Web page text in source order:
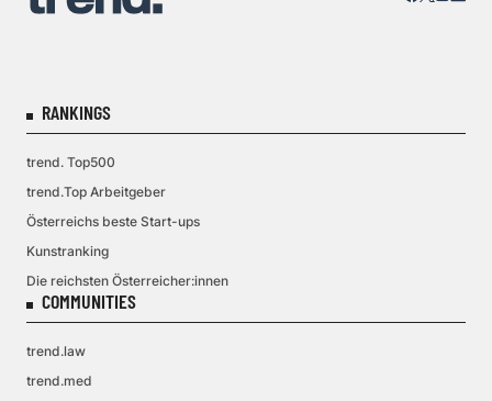
RANKINGS
trend. Top500
trend.Top Arbeitgeber
Österreichs beste Start-ups
Kunstranking
Die reichsten Österreicher:innen
COMMUNITIES
trend.law
trend.med